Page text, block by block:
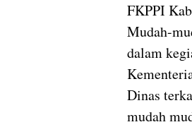
FKPPI
Mudah-
dalam
Dinas
mudah